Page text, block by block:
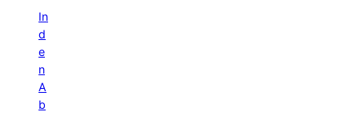
In
d
e
n
A
b